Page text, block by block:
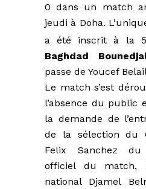
0 dans un match
jeudi à Doha.
a été inscrit à la
Baghdad
passe de Youcef
Le match s’est
l’absence du public
la demande de
de la sélection du
Felix Sanchez
officiel du match,
national Djamel